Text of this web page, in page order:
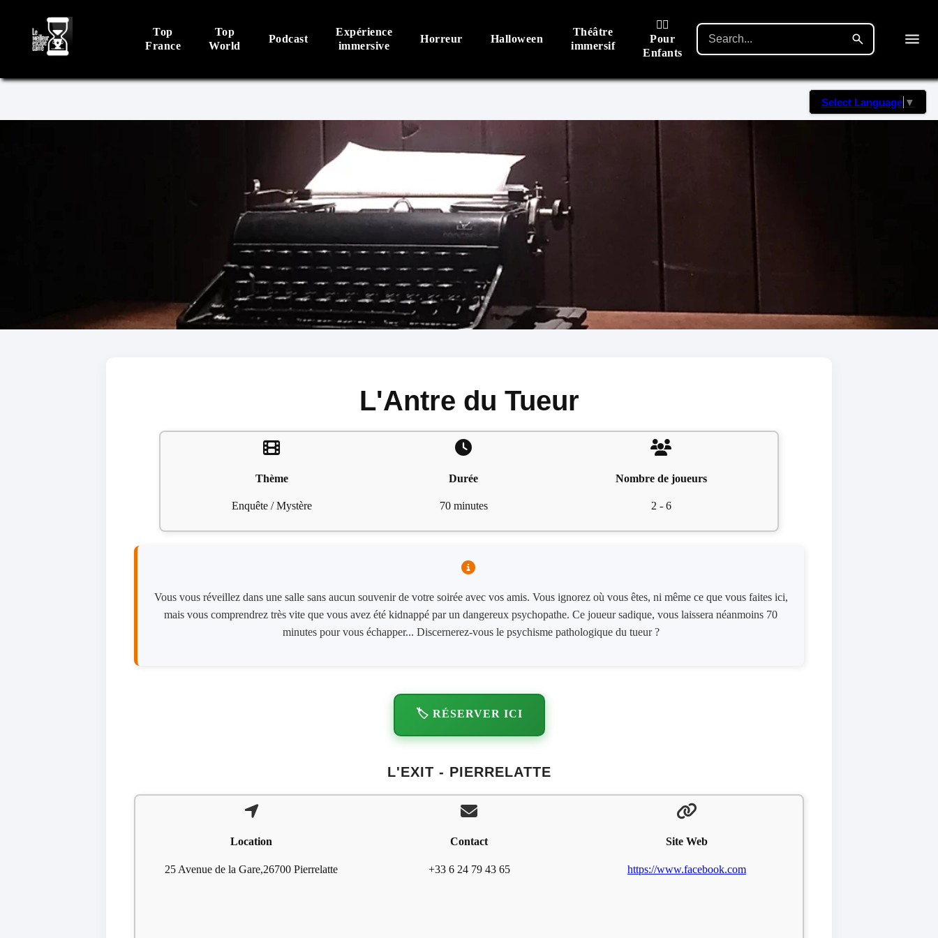
Top
France
Top
World
Podcast
Expérience
immersive
Horreur Halloween
Théâtre
immersif
🙋‍♂️
Pour
Enfants
Select Language ▼
L'Antre du Tueur
Thème
Enquête / Mystère
Durée
70 minutes
Nombre de joueurs
2 - 6
Vous vous réveillez dans une salle sans aucun souvenir de votre soirée avec vos amis. Vous ignorez où vous êtes, ni même ce que vous faites ici,
mais vous comprendrez très vite que vous avez été kidnappé par un dangereux psychopathe. Ce joueur sadique, vous laissera néanmoins 70
minutes pour vous échapper... Discernerez-vous le psychisme pathologique du tueur ?
🏷️ RÉSERVER ICI
L'EXIT - PIERRELATTE
Location
25 Avenue de la Gare,26700 Pierrelatte
Contact
+33 6 24 79 43 65
Site Web
https://www.facebook.com